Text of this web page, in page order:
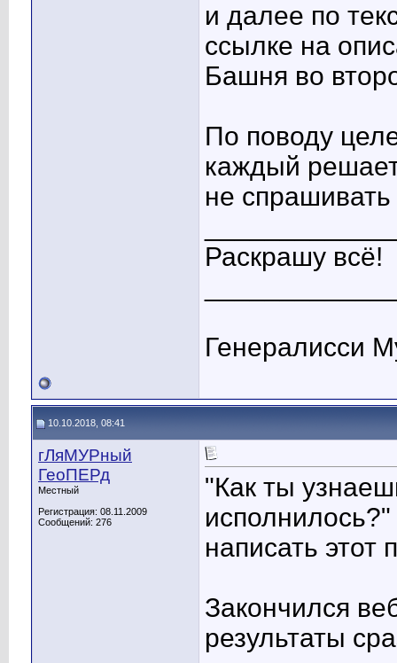
и далее по
ссылке на
Башня во
По поводу
каждый
не спрашивать
Раскрашу всё!
Генералисси
10.10.2018, 08:41
гЛяМУРный
ГеоПЕРд
Местный
Регистрация: 08.11.2009
Сообщений: 276
"Как ты
написать этот
Закончился
результаты